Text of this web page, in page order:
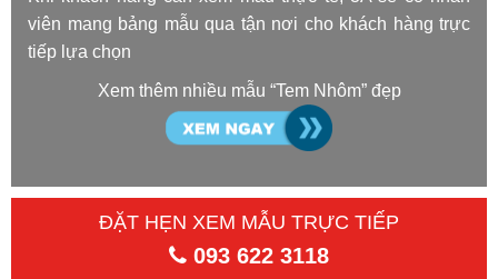
viên mang bảng mẫu qua tận nơi cho khách hàng trực
tiếp lựa chọn
Xem thêm nhiều mẫu “Tem Nhôm” đẹp
ĐẶT HẸN XEM MẪU TRỰC TIẾP
093 622 3118